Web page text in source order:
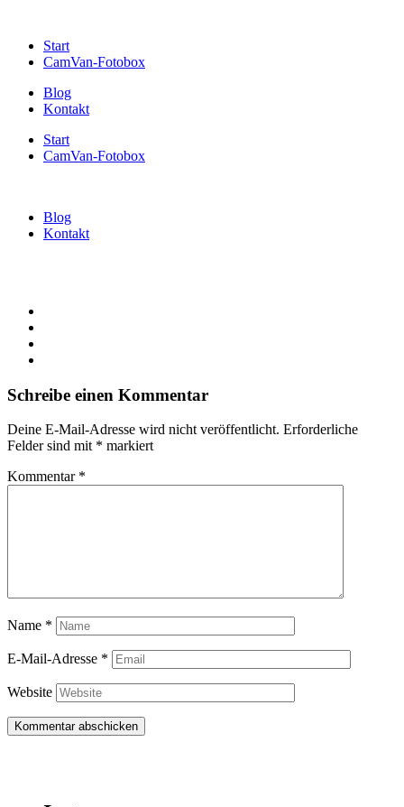
Start
CamVan-Fotobox
Blog
Kontakt
Start
CamVan-Fotobox
Blog
Kontakt
Schreibe einen Kommentar
Deine E-Mail-Adresse wird nicht veröffentlicht. Erforderliche
Felder sind mit * markiert
Kommentar *
Name *
E-Mail-Adresse *
Website